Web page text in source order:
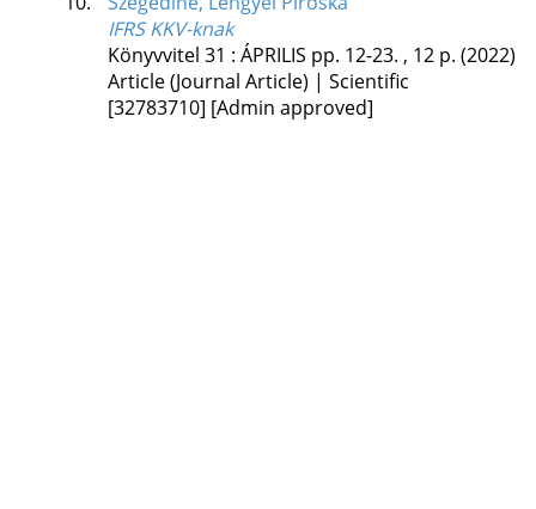
IFRS KKV-knak
Könyvvitel 31 : ÁPRILIS pp. 12-23. , 12 p. (2022)
Article (Journal Article) | Scientific
[32783710] [Admin approved]